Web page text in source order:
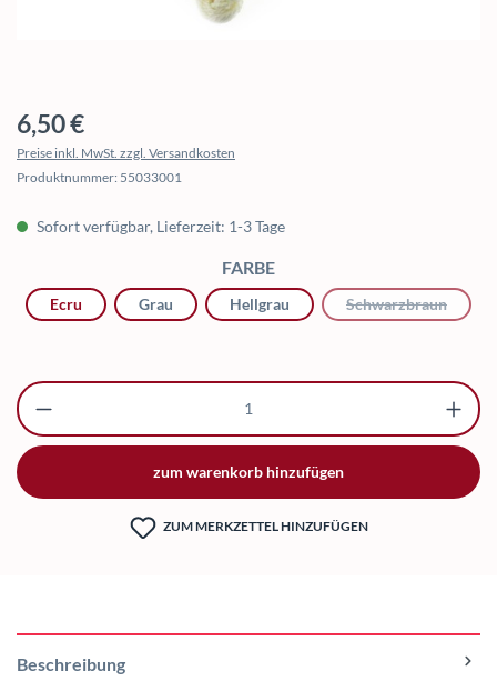
Regulärer Preis:
6,50 €
Preise inkl. MwSt. zzgl. Versandkosten
Produktnummer: 55033001
Sofort verfügbar, Lieferzeit: 1-3 Tage
FARBEAUSWÄHLEN
Ecru Grau Hellgrau Schwarzbraun(Diese
Produkt Anzahl: Gib den gewünschten Wert
zum warenkorb hinzufügen
ZUM MERKZETTEL HINZUFÜGEN
Beschreibung